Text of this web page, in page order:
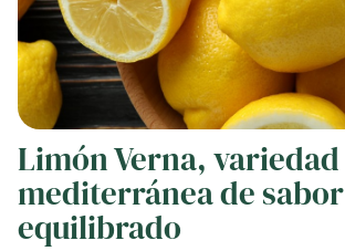
Limón Verna, variedad
mediterránea de sabor
equilibrado